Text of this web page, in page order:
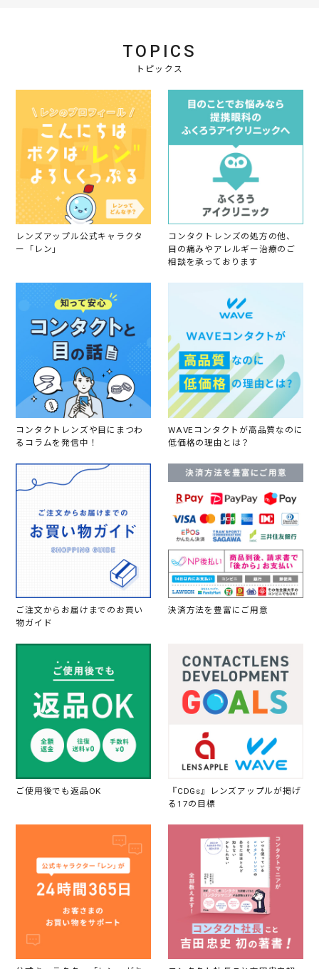
TOPICS
トピックス
レンズアップル公式キャラクタ
ー「レン」
コンタクトレンズの処方の他、
目の痛みやアレルギー治療のご
相談を承っております
コンタクトレンズや目にまつわ
るコラムを発信中！
WAVEコンタクトが高品質なのに
低価格の理由とは？
ご注文からお届けまでのお買い
物ガイド
決済方法を豊富にご用意
ご使用後でも返品OK
『CDGs』レンズアップルが掲げ
る17の目標